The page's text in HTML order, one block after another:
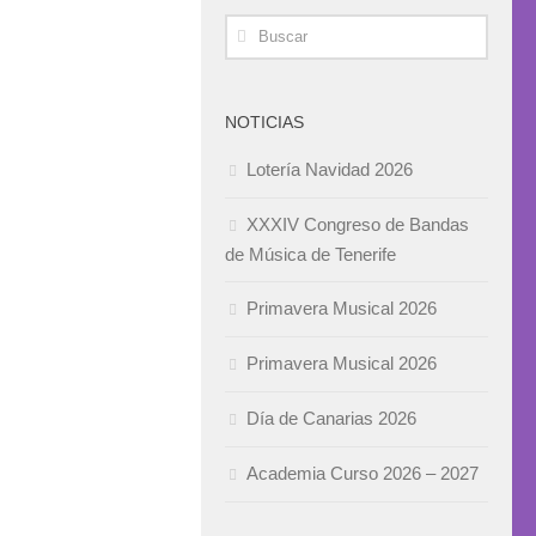
NOTICIAS
Lotería Navidad 2026
XXXIV Congreso de Bandas
de Música de Tenerife
Primavera Musical 2026
Primavera Musical 2026
Día de Canarias 2026
Academia Curso 2026 – 2027